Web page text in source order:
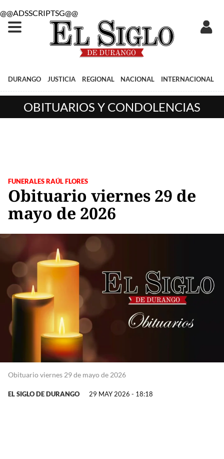
@@ADSSCRIPTSG@@
DURANGO JUSTICIA REGIONAL NACIONAL INTERNACIONAL
OBITUARIOS Y CONDOLENCIAS
FUNERALES RAÚL FLORES
Obituario viernes 29 de
mayo de 2026
Obituario viernes 29 de mayo de 2026
EL SIGLO DE DURANGO 29 MAY 2026 - 18:18